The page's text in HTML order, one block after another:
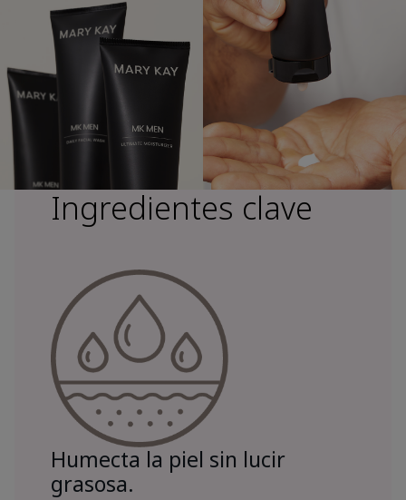
Ingredientes clave
Humecta la piel sin lucir
grasosa.